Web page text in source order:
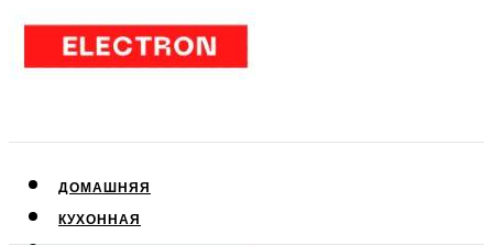
ДОМАШНЯЯ
КУХОННАЯ